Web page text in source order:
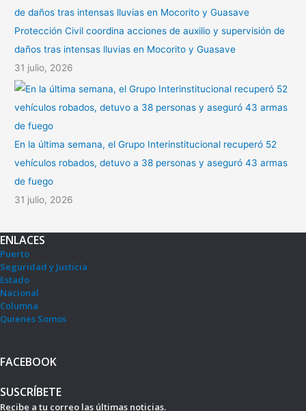
Protección Civil coordina acciones de auxilio y supervisión de
daños tras intensas lluvias en Mocorito y Guasave
31 julio, 2026
En la última semana, el Grupo Interinstitucional recuperó 52
vehículos robados, detuvo a 38 personas y aseguró 43 armas
de fuego
31 julio, 2026
ENLACES
Puerto
Seguridad y Justicia
Estado
Nacional
Columna
Quienes Somos
FACEBOOK
SUSCRÍBETE
Recibe a tu correo las últimas noticias.